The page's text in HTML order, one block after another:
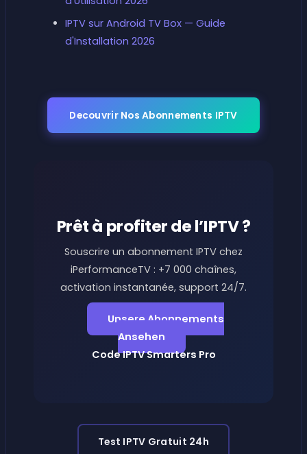
IPTV sur Android TV Box — Guide
d'Installation 2026
Decouvrir Nos Abonnements IPTV
Prêt à profiter de l’IPTV ?
Souscrire un abonnement IPTV chez
iPerformanceTV : +7 000 chaînes,
activation instantanée, support 24/7.
Unsere Abonnements
Ansehen
Code IPTV Smarters Pro
Test IPTV Gratuit 24h